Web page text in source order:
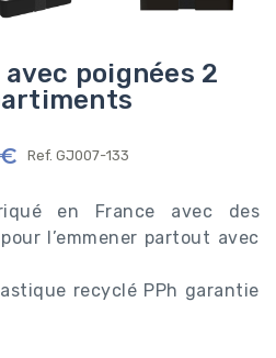
poignées 2
Ref. GJ007-133
en France avec des
l’emmener partout avec
recyclé PPh garantie